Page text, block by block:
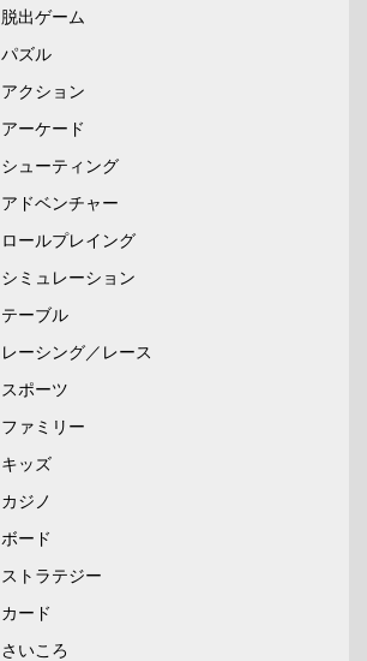
脱出ゲーム
パズル
アクション
アーケード
シューティング
アドベンチャー
ロールプレイング
シミュレーション
テーブル
レーシング／レース
スポーツ
ファミリー
キッズ
カジノ
ボード
ストラテジー
カード
さいころ